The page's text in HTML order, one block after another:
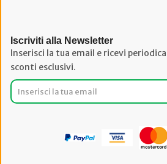
Iscriviti alla Newsletter
Inserisci la tua email e ricevi
sconti esclusivi.